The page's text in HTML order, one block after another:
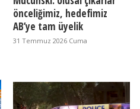
önceliğimiz, hedefimiz
AB’ye tam üyelik
31 Temmuz 2026 Cuma